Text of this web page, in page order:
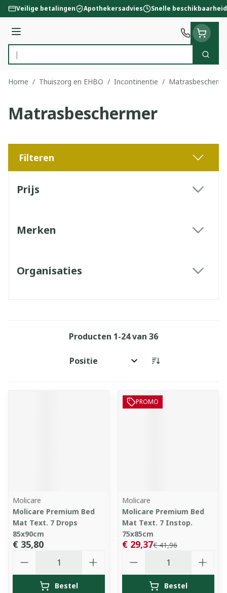
Ga naar de inhoud
Veilige betalingen Apothekersadvies Snelle beschikbaarheid
Menu
Product, merk, categorie...
Zoek
Home / Thuiszorg en EHBO / Incontinentie /
Matrasbeschermer
Filteren
Prijs
Merken
Organisaties
Producten 1-24van 36
Sorteer op:
Molicare
Molicare Premium Bed
Mat Text. 7 Drops
85x90cm
€ 35,80
Bestel
PROMO
Molicare
Molicare Premium Bed
Mat Text. 7 Instop.
75x85cm
€ 41,96
€ 29,37
Bestel